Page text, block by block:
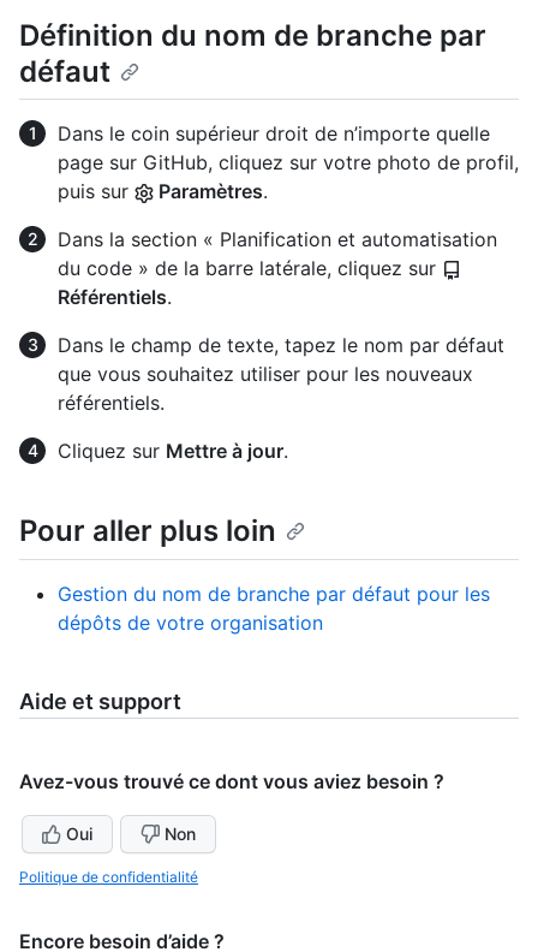
Définition du nom de branche par
défaut
Dans le coin supérieur droit de n’importe quelle
page sur GitHub, cliquez sur votre photo de profil,
puis sur
Paramètres.
Dans la section « Planification et automatisation
du code » de la barre latérale, cliquez sur
Référentiels.
Dans le champ de texte, tapez le nom par défaut
que vous souhaitez utiliser pour les nouveaux
référentiels.
Cliquez sur Mettre à jour.
Pour aller plus loin
Gestion du nom de branche par défaut pour les
dépôts de votre organisation
Aide et support
Avez-vous trouvé ce dont vous aviez besoin ?
Oui Non
Politique de confidentialité
Encore besoin d’aide ?